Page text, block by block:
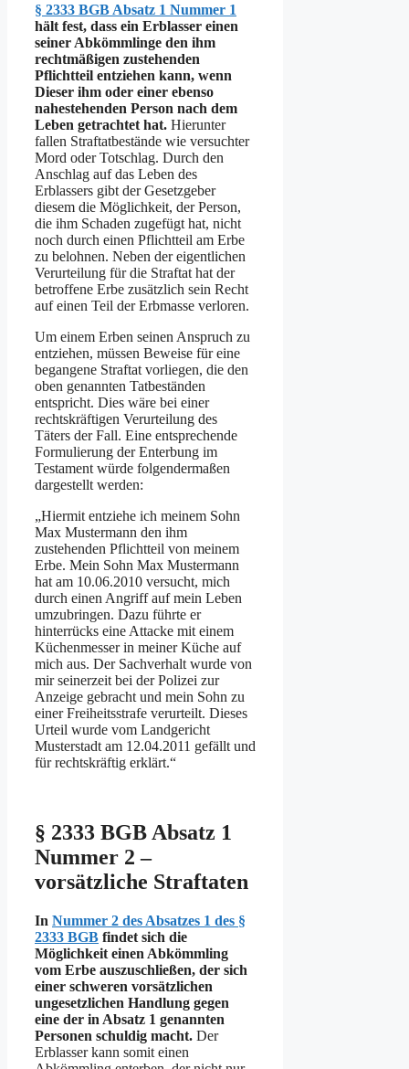
§ 2333 BGB Absatz 1 Nummer 1
hält fest, dass ein Erblasser einen
seiner Abkömmlinge den ihm
rechtmäßigen zustehenden
Pflichtteil entziehen kann, wenn
Dieser ihm oder einer ebenso
nahestehenden Person nach dem
Leben getrachtet hat. Hierunter
fallen Straftatbestände wie versuchter
Mord oder Totschlag. Durch den
Anschlag auf das Leben des
Erblassers gibt der Gesetzgeber
diesem die Möglichkeit, der Person,
die ihm Schaden zugefügt hat, nicht
noch durch einen Pflichtteil am Erbe
zu belohnen. Neben der eigentlichen
Verurteilung für die Straftat hat der
betroffene Erbe zusätzlich sein Recht
auf einen Teil der Erbmasse verloren.
Um einem Erben seinen Anspruch zu
entziehen, müssen Beweise für eine
begangene Straftat vorliegen, die den
oben genannten Tatbeständen
entspricht. Dies wäre bei einer
rechtskräftigen Verurteilung des
Täters der Fall. Eine entsprechende
Formulierung der Enterbung im
Testament würde folgendermaßen
dargestellt werden:
„Hiermit entziehe ich meinem Sohn
Max Mustermann den ihm
zustehenden Pflichtteil von meinem
Erbe. Mein Sohn Max Mustermann
hat am 10.06.2010 versucht, mich
durch einen Angriff auf mein Leben
umzubringen. Dazu führte er
hinterrücks eine Attacke mit einem
Küchenmesser in meiner Küche auf
mich aus. Der Sachverhalt wurde von
mir seinerzeit bei der Polizei zur
Anzeige gebracht und mein Sohn zu
einer Freiheitsstrafe verurteilt. Dieses
Urteil wurde vom Landgericht
Musterstadt am 12.04.2011 gefällt und
für rechtskräftig erklärt.“
§ 2333 BGB Absatz 1
Nummer 2 –
vorsätzliche Straftaten
In Nummer 2 des Absatzes 1 des §
2333 BGB findet sich die
Möglichkeit einen Abkömmling
vom Erbe auszuschließen, der sich
einer schweren vorsätzlichen
ungesetzlichen Handlung gegen
eine der in Absatz 1 genannten
Personen schuldig macht. Der
Erblasser kann somit einen